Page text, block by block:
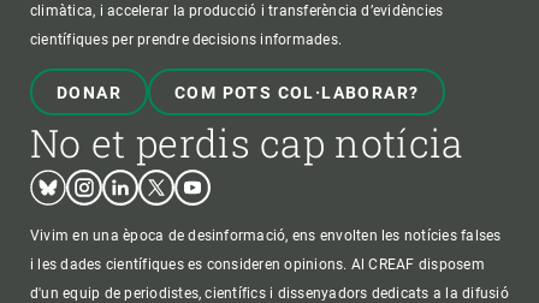
climàtica, i accelerar la producció i transferència d’evidències
científiques per prendre decisions informades.
DONAR COM POTS COL·LABORAR?
No et perdis cap notícia
BlueskyInstagram
LinkedinTwitterYoutube
Vivim en una època de desinformació, ens envolten les notícies falses
i les dades científiques es consideren opinions. Al CREAF disposem
d'un equip de periodistes, científics i dissenyadors dedicats a la difusió